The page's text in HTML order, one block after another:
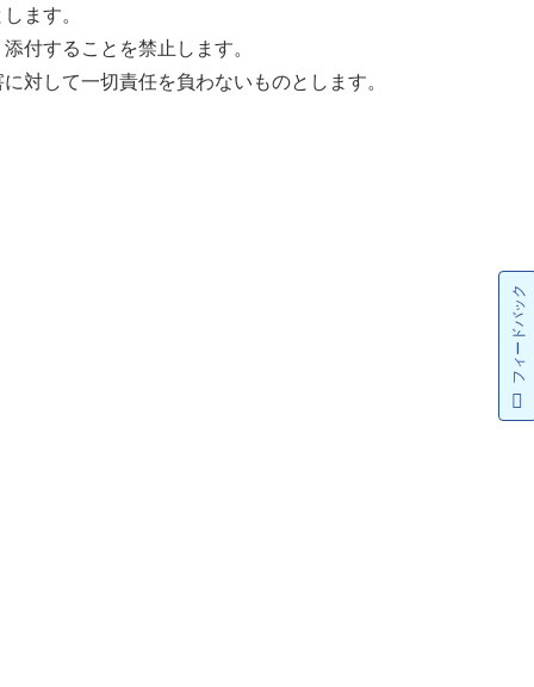
ます。
付することを禁止します。
対して一切責任を負わないものとします。
フィードバック